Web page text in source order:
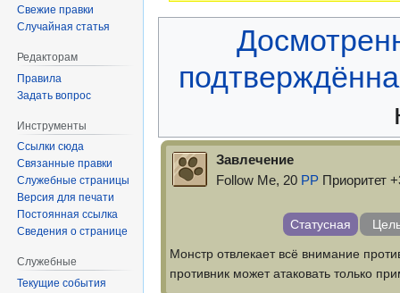
Завлечение
Follow Me, 20 PP Приоритет
Статусная
Монстр отвлекает всё внимание
противник может атаковать только
Свежие правки
Случайная статья
Редакторам
Правила
Задать вопрос
Инструменты
Ссылки сюда
Связанные правки
Служебные страницы
Версия для печати
Постоянная ссылка
Сведения о странице
Служебные
Текущие события